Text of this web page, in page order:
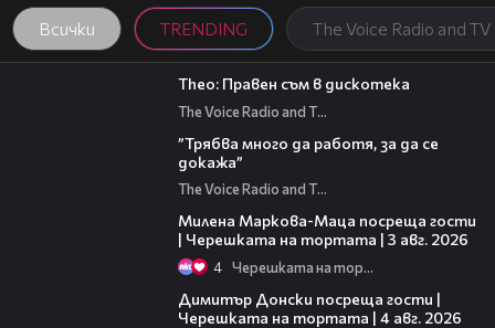
Всички TRENDING The Voice Radio and
58:01
Theo: Правен съм в дискотека
The Voice Radio and TV Bulgaria
”Трябва много да работя, за да се
докажа”
The Voice Radio and TV Bulgaria
Милена Маркова-Маца посреща гости
| Черешката на тортата | 3 авг. 2026
4 Черешката на тортата
Димитър Донски посреща гости |
Черешката на тортата | 4 авг. 2026